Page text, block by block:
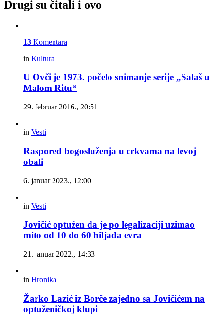
Drugi su čitali i ovo
13 Komentara
in Kultura
U Ovči je 1973. počelo snimanje serije „Salaš u
Malom Ritu“
29. februar 2016., 20:51
in Vesti
Raspored bogosluženja u crkvama na levoj
obali
6. januar 2023., 12:00
in Vesti
Jovičić optužen da je po legalizaciji uzimao
mito od 10 do 60 hiljada evra
21. januar 2022., 14:33
in Hronika
Žarko Lazić iz Borče zajedno sa Jovičićem na
optuženičkoj klupi